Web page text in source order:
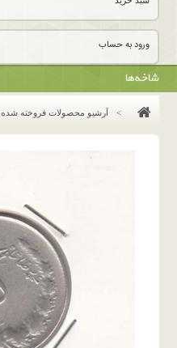
ورود به حساب
شاخه‌ها
> آرشیو محصولات فروخته شده